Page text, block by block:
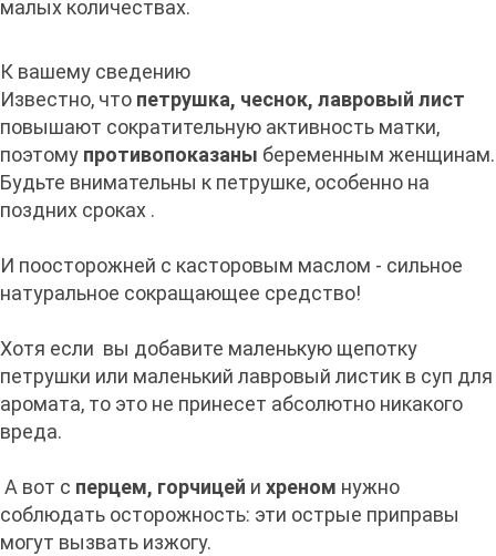
малых количествах.
К вашему сведению
Известно, что петрушка, чеснок, лавровый лист
повышают сократительную активность матки,
поэтому противопоказаны беременным женщинам.
Будьте внимательны к петрушке, особенно на
поздних сроках .
И поосторожней с касторовым маслом - сильное
натуральное сокращающее средство!
Хотя если вы добавите маленькую щепотку
петрушки или маленький лавровый листик в суп для
аромата, то это не принесет абсолютно никакого
вреда.
А вот с перцем, горчицей и хреном нужно
соблюдать осторожность: эти острые приправы
могут вызвать изжогу.